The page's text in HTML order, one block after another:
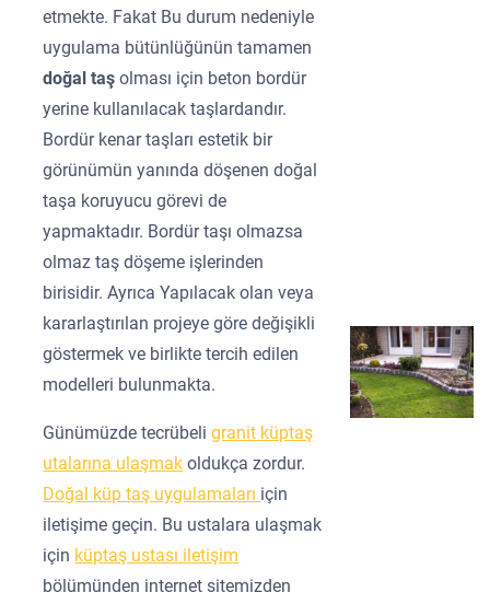
etmekte. Fakat Bu durum nedeniyle
uygulama bütünlüğünün tamamen
doğal taşolması için beton bordür
yerine kullanılacak taşlardandır.
Bordür kenar taşları estetik bir
görünümün yanında döşenen doğal
taşa koruyucu görevi de
yapmaktadır. Bordür taşı olmazsa
olmaz taş döşeme işlerinden
birisidir. Ayrıca Yapılacak olan veya
kararlaştırılan projeye göre değişikli
göstermek ve birlikte tercih edilen
modelleri bulunmakta.
Günümüzde tecrübeligranit küptaş
utalarına ulaşmak oldukça zordur.
Doğal küp taş uygulamaları için
iletişime geçin. Bu ustalara ulaşmak
için küptaş ustası iletişim
bölümünden internet sitemizden